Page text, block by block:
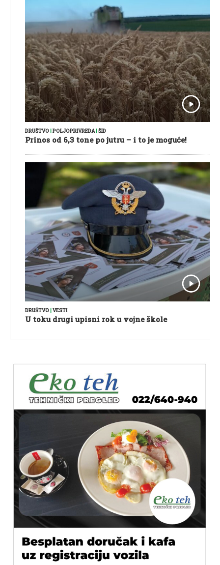
DRUŠTVO|POLJOPRIVREDA|ŠID
Prinos od 6,3 tone po jutru – i to je moguće!
DRUŠTVO|VESTI
U toku drugi upisni rok u vojne škole